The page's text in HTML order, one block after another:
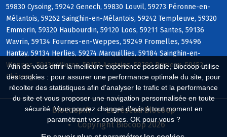
Afin de vous offrir la meilleure expérience possible, Biocoop utilise
des cookies : pour assurer une performance optimale du site, pour
récolter des statistiques afin d'analyser le trafic et la performance
du site et vous proposer une navigation personnalisée en toute
sécurité. Vous pouvez changer d'avis à tout moment en
paramétrant vos cookies. OK pour vous ?
59830 Cysoing, 59242 Genech, 59830 Louvil, 59273 Péronne-en-
Mélantois, 59262 Sainghin-en-Mélantois, 59242 Templeuve, 59320
Emmerin, 59320 Haubourdin, 59120 Loos, 59211 Santes, 59136
Wavrin, 59134 Fournes-en-Weppes, 59249 Fromelles, 59496
Hantay, 59134 Herlies, 59274 Marquillies, 59184 Sainghin-en-
Weppes, 59134 Wicres, 59152 Anstaing, 59780 Baisieux, 59152
Chéreng
Biocoop.fr
Le réseau Biocoop
Copyright Biocoop 2026